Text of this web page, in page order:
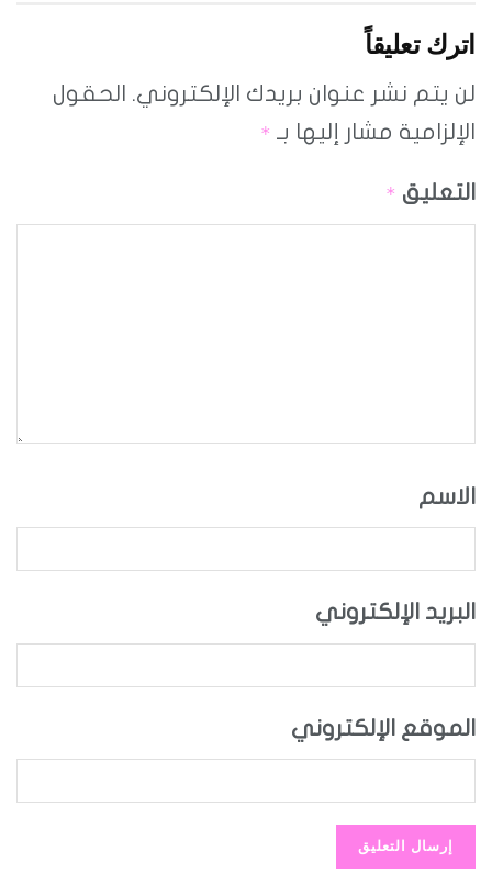
اترك تعليقاً
لن يتم نشر عنوان بريدك الإلكتروني. الحقول
الإلزامية مشار إليها بـ *
التعليق *
الاسم
البريد الإلكتروني
الموقع الإلكتروني